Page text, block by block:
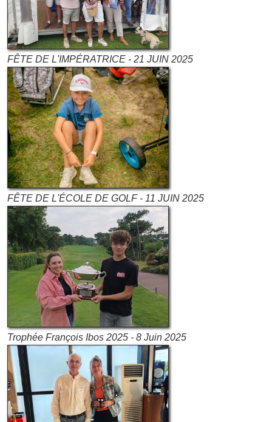
FÊTE DE L'IMPÉRATRICE - 21 JUIN 2025
FÊTE DE L'ÉCOLE DE GOLF - 11 JUIN 2025
Trophée François Ibos 2025 - 8 Juin 2025